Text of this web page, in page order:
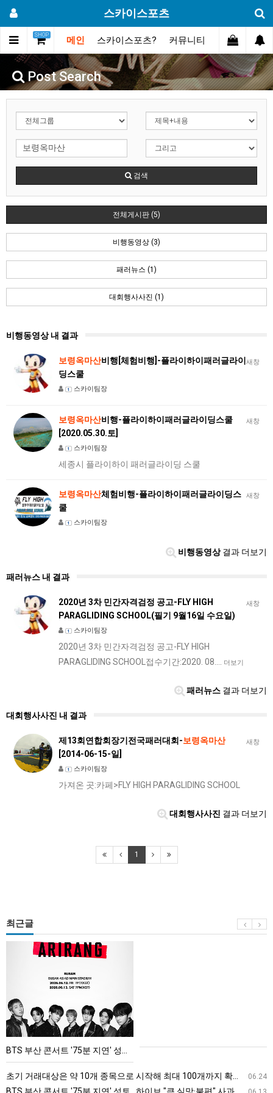
스카이스포츠
SHOP
메인 스카이스포츠? 커뮤니티 포토스토리
Post Search
검색
전체게시판 (5)
비행동영상 (3)
패러뉴스 (1)
대회행사사진 (1)
비행동영상 내 결과
새창
보령옥마산비행[체험비행]-플라이하이패러글라이
딩스쿨
스카이팀장
새창
보령옥마산비행-플라이하이패러글라이딩스쿨
[2020.05.30.토]
스카이팀장
세종시 플라이하이 패러글라이딩 스쿨
새창
보령옥마산체험비행-플라이하이패러글라이딩스
쿨
스카이팀장
비행동영상결과 더보기
패러뉴스 내 결과
새창
2020년 3차 민간자격검정 공고-FLY HIGH
PARAGLIDING SCHOOL(필기 9월16일 수요일)
스카이팀장
2020년 3차 민간자격검정 공고-FLY HIGH
PARAGLIDING SCHOOL접수기간:2020. 08.…
더보기
패러뉴스 결과 더보기
대회행사사진 내 결과
새창
제13회연합회장기전국패러대회-보령옥마산
[2014-06-15-일]
스카이팀장
가져온 곳:카페>FLY HIGH PARAGLIDING SCHOOL
대회행사사진 결과 더보기
1
최근글
서
트
'75
분
BTS 부산 콘서트 '75분 지연' 성토…하이브 "큰 실망·불편" 사과
06.24
초기 거래대상은 약 10개 종목으로 시작해 최대 100개까지 확대할 방침이다. 구체적인 거래 대상 ETF는 아직 확정되지 않았지만, 시장 대표성이나 거래량을 고려해 선정할 계획이다.
BTS 부산 콘서트 '75분 지연' 성토…하이브 "큰 실망·불편" 사과